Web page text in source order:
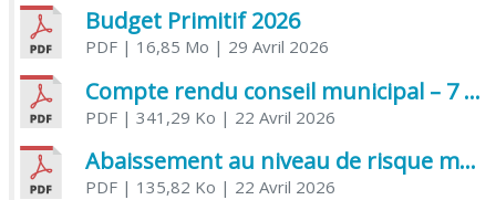
Budget Primitif 2026
PDF| 16,85 Mo | 29 Avril 2026
Compte rendu conseil municipal – 7 avril 2026
PDF| 341,29 Ko | 22 Avril 2026
Abaissement au niveau de risque modéré de l’Influenza aviaire
PDF| 135,82 Ko | 22 Avril 2026